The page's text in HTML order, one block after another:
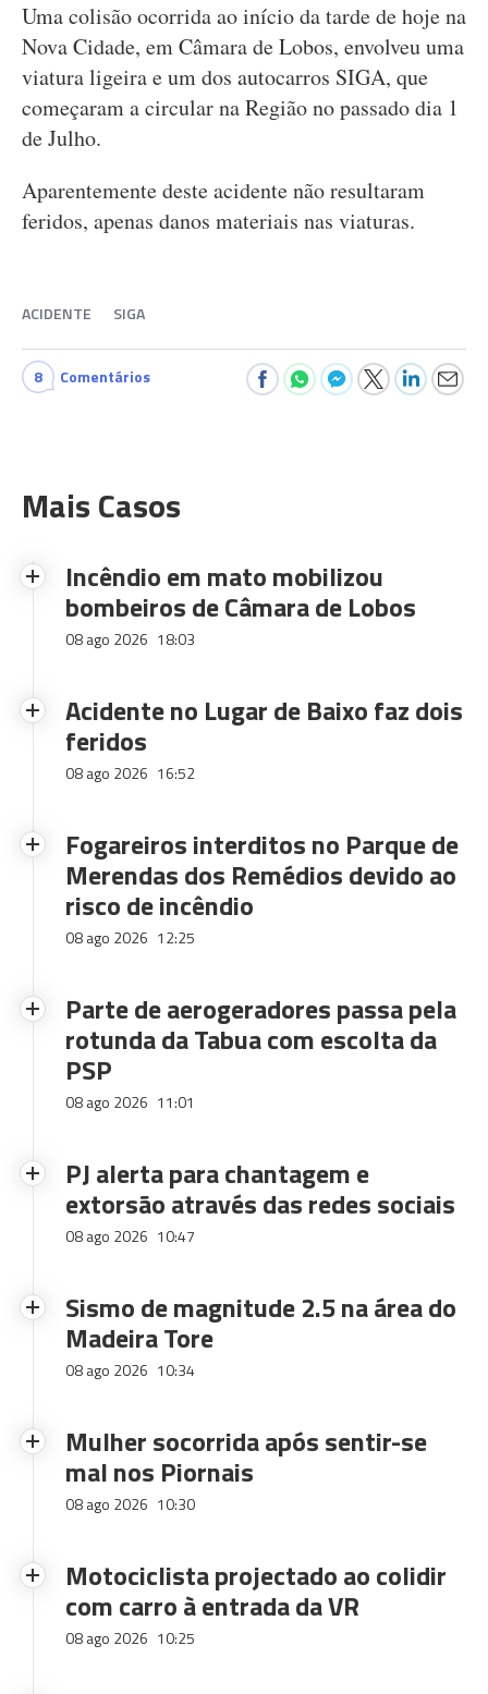
Uma colisão ocorrida ao início da tarde de hoje na
Nova Cidade, em Câmara de Lobos, envolveu uma
viatura ligeira e um dos autocarros SIGA, que
começaram a circular na Região no passado dia 1
de Julho.
Aparentemente deste acidente não resultaram
feridos, apenas danos materiais nas viaturas.
ACIDENTE SIGA
8 Comentários
Mais Casos
Incêndio em mato mobilizou
bombeiros de Câmara de Lobos
08 ago 2026 18:03
Acidente no Lugar de Baixo faz dois
feridos
08 ago 2026 16:52
Fogareiros interditos no Parque de
Merendas dos Remédios devido ao
risco de incêndio
08 ago 2026 12:25
Parte de aerogeradores passa pela
rotunda da Tabua com escolta da
PSP
08 ago 2026 11:01
PJ alerta para chantagem e
extorsão através das redes sociais
08 ago 2026 10:47
Sismo de magnitude 2.5 na área do
Madeira Tore
08 ago 2026 10:34
Mulher socorrida após sentir-se
mal nos Piornais
08 ago 2026 10:30
Motociclista projectado ao colidir
com carro à entrada da VR
08 ago 2026 10:25